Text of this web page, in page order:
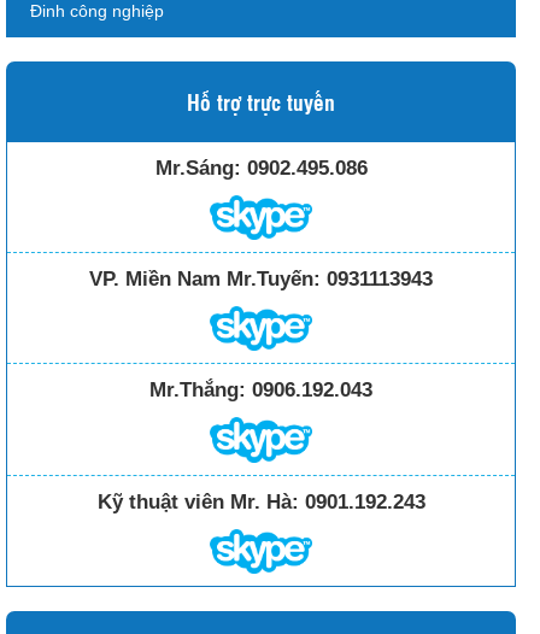
Đinh công nghiệp
Hỗ trợ trực tuyến
Mr.Sáng: 0902.495.086
VP. Miền Nam Mr.Tuyến: 0931113943
Mr.Thắng: 0906.192.043
Kỹ thuật viên Mr. Hà: 0901.192.243